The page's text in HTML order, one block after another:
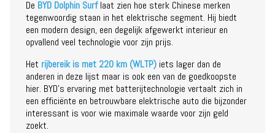
De BYD Dolphin Surflaat zien hoe sterk Chinese merken
tegenwoordig staan in het elektrische segment. Hij biedt
een modern design, een degelijk afgewerkt interieur en
opvallend veel technologie voor zijn prijs.
Het rijbereik is met 220 km (WLTP) iets lager dan de
anderen in deze lijst maar is ook een van de goedkoopste
hier. BYD’s ervaring met batterijtechnologie vertaalt zich in
een efficiënte en betrouwbare elektrische auto die bijzonder
interessant is voor wie maximale waarde voor zijn geld
zoekt.